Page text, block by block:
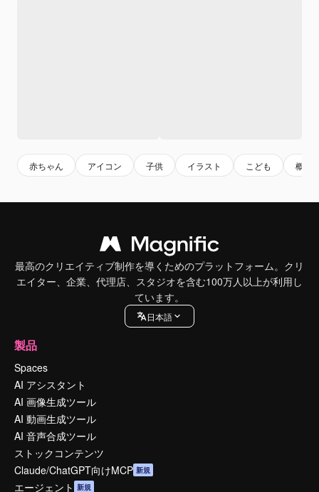
赤ちゃん アイコン 子供 イラスト こども 概要
最高のクリエイティブ制作を導くためのプラットフォーム。クリ
エイター、企業、代理店、スタジオを含む100万人以上が利用し
ています。
日本語
製品
Spaces
AI アシスタント
AI 画像生成ツール
AI 動画生成ツール
AI 音声合成ツール
ストックコンテンツ
Claude/ChatGPT向けMCP 新規
エージェント 新規